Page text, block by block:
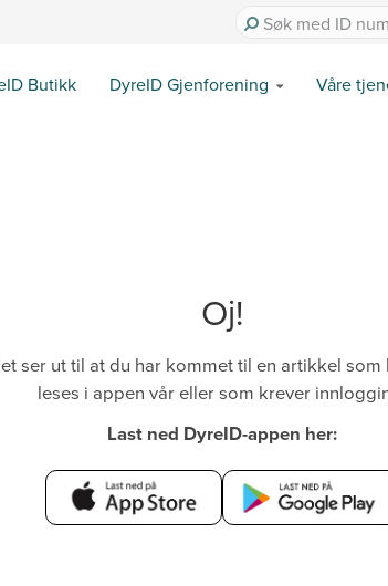
Butikk DyreID Gjenforening Våre
Oj!
ser ut til at du har kommet til en artikkel som
leses i appen vår eller som krever
Last ned DyreID-appen her: